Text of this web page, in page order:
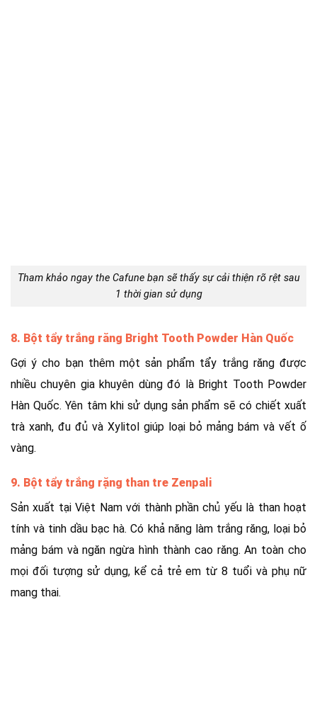
Tham khảo ngay the Cafune bạn sẽ thấy sự cải thiện rõ rệt sau
1 thời gian sử dụng
8. Bột tẩy trắng răng Bright Tooth Powder Hàn Quốc
Gợi ý cho bạn thêm một sản phẩm tẩy trắng răng được
nhiều chuyên gia khuyên dùng đó là Bright Tooth Powder
Hàn Quốc. Yên tâm khi sử dụng sản phẩm sẽ có chiết xuất
trà xanh, đu đủ và Xylitol giúp loại bỏ mảng bám và vết ố
vàng.
9. Bột tẩy trắng rặng than tre Zenpali
Sản xuất tại Việt Nam với thành phần chủ yếu là than hoạt
tính và tinh dầu bạc hà.Có khả năng làm trắng răng, loại bỏ
mảng bám và ngăn ngừa hình thành cao răng.An toàn cho
mọi đối tượng sử dụng, kể cả trẻ em từ 8 tuổi và phụ nữ
mang thai.